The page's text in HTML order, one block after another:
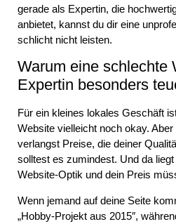
gerade als Expertin, die
anbietet, kannst du dir eine
schlicht nicht leisten.
Warum eine schlechte
Expertin besonders
Für ein kleines lokales Geschäft
Website vielleicht noch okay.
verlangst Preise, die deiner
solltest es zumindest. Und da
Website-Optik und dein Preis
Wenn jemand auf deine Seite
„Hobby-Projekt aus 2015″,